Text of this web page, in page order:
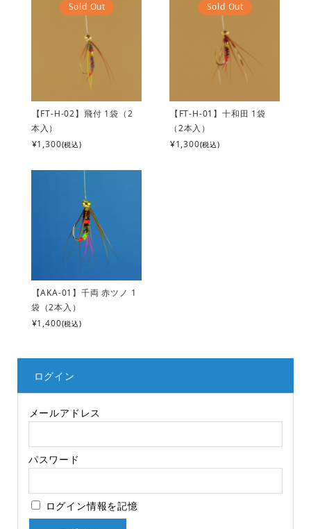
Sold Out
【FT-H-02】飛付 1袋（2
本入）
¥1,300(税込)
Sold Out
【FT-H-01】十和田 1袋
（2本入）
¥1,300(税込)
【AKA-01】千両 赤ツノ 1
袋（2本入）
¥1,400(税込)
ログイン
メールアドレス
パスワード
ログイン情報を記憶